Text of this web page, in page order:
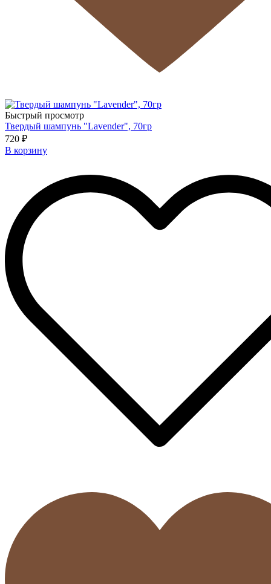
Быстрый просмотр
Твердый шампунь "Lavender", 70гр
720 ₽
В корзину